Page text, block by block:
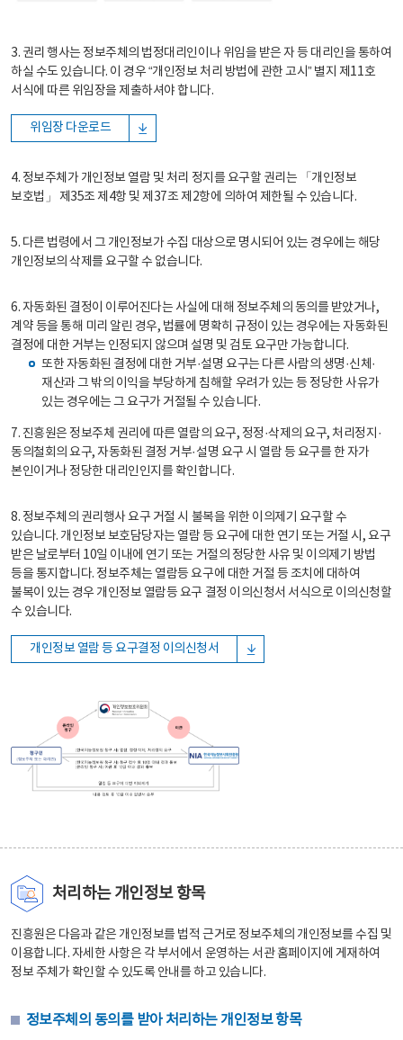
3. 권리 행사는 정보주체의 법정대리인이나 위임을 받은 자 등 대리인을 통하여
하실 수도 있습니다. 이 경우 “개인정보 처리 방법에 관한 고시” 별지 제11호
서식에 따른 위임장을 제출하셔야 합니다.
위임장 다운로드
4. 정보주체가 개인정보 열람 및 처리 정지를 요구할 권리는 「개인정보
보호법」 제35조 제4항 및 제37조 제2항에 의하여 제한될 수 있습니다.
5. 다른 법령에서 그 개인정보가 수집 대상으로 명시되어 있는 경우에는 해당
개인정보의 삭제를 요구할 수 없습니다.
6. 자동화된 결정이 이루어진다는 사실에 대해 정보주체의 동의를 받았거나,
계약 등을 통해 미리 알린 경우, 법률에 명확히 규정이 있는 경우에는 자동화된
결정에 대한 거부는 인정되지 않으며 설명 및 검토 요구만 가능합니다.
또한 자동화된 결정에 대한 거부·설명 요구는 다른 사람의 생명·신체·
재산과 그 밖의 이익을 부당하게 침해할 우려가 있는 등 정당한 사유가
있는 경우에는 그 요구가 거절될 수 있습니다.
7. 진흥원은 정보주체 권리에 따른 열람의 요구, 정정·삭제의 요구, 처리정지·
동의철회의 요구, 자동화된 결정 거부·설명 요구 시 열람 등 요구를 한 자가
본인이거나 정당한 대리인인지를 확인합니다.
8. 정보주체의 권리행사 요구 거절 시 불복을 위한 이의제기 요구할 수
있습니다. 개인정보 보호담당자는 열람 등 요구에 대한 연기 또는 거절 시, 요구
받은 날로부터 10일 이내에 연기 또는 거절의 정당한 사유 및 이의제기 방법
등을 통지합니다. 정보주체는 열람등 요구에 대한 거절 등 조치에 대하여
불복이 있는 경우 개인정보 열람등 요구 결정 이의신청서 서식으로 이의신청할
수 있습니다.
개인정보 열람 등 요구결정 이의신청서
처리하는 개인정보 항목
진흥원은 다음과 같은 개인정보를 법적 근거로 정보주체의 개인정보를 수집 및
이용합니다. 자세한 사항은 각 부서에서 운영하는 서관 홈페이지에 게재하여
정보 주체가 확인할 수 있도록 안내를 하고 있습니다.
정보주체의 동의를 받아 처리하는 개인정보 항목